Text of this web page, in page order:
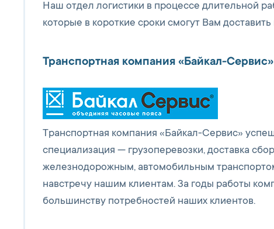
Наш отдел логистики в процессе длительной
которые в короткие сроки смогут Вам
Транспортная компания «Байкал-Сервис»
Транспортная компания «Байкал-Сервис»
специализация — грузоперевозки, доставка
железнодорожным, автомобильным
навстречу нашим клиентам. За годы работы
большинству потребностей наших клиентов.